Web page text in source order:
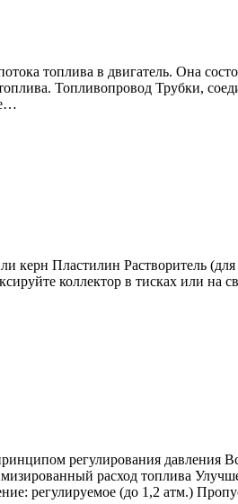
топлива в двигатель. Она
Топливопровод Трубки,
Пластилин Растворитель
коллектор в тисках или на
регулирования давления
расход топлива
регулируемое (до 1,2 атм.)